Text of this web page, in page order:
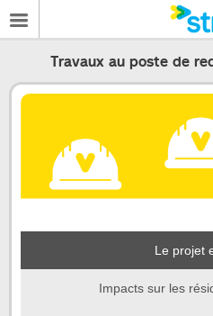
Travaux au poste de
Le projet
Impacts sur les